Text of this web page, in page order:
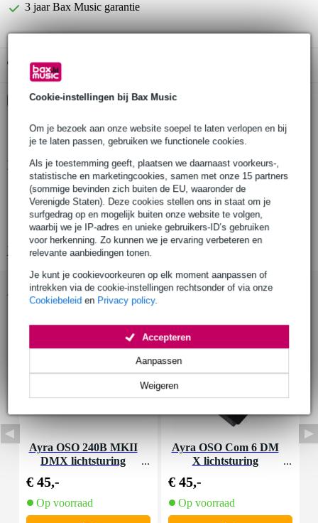
Cookie-instellingen bij Bax Music
Om je bezoek aan onze website soepel te laten verlopen en bij
je te laten passen, gebruiken we functionele cookies.
Als je toestemming geeft, plaatsen we daarnaast voorkeurs-,
statistische en marketingcookies, samen met onze 15 partners
(sommige bevinden zich buiten de EU, waaronder de
Verenigde Staten). Deze cookies stellen ons in staat om je
surfgedrag op en mogelijk buiten onze website te volgen,
waarbij we je IP-adres en unieke gebruikers-ID’s gebruiken
voor herkenning. Zo kunnen we je ervaring verbeteren en
relevante aanbiedingen tonen.
Je kunt je cookievoorkeuren op elk moment aanpassen of
intrekken via de cookie-instellingen rechtsonder of via onze
Cookiebeleid en Privacy policy.
Weigeren
Aanpassen
Accepteren
3 jaar Bax Music garantie
Gratis ophalen in de winkel
Kies nu voor 2 jaar extra Bax Music garantie en meer
€ 11,45 eenmalig
Productinformatie
EUROLITE LED Multi FX Laser Bar
classificatie: 2M
Bekijk alle productspecificaties
Accessoires (4)
Ayra OSO 240B MKII
DMX lichtsturing
€ 45,-
Op voorraad
Ayra OSO Com 6 DM
X lichtsturing
€ 45,-
Op voorraad